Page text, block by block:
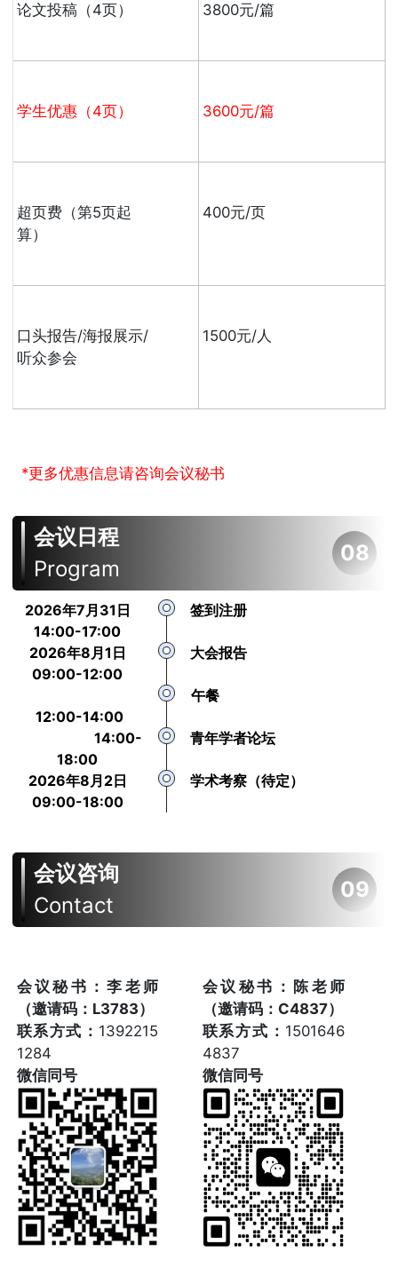
论文投稿（4页） 3800元/篇
学生优惠（4页） 3600元/篇
超页费（第5页起
算）
400元/页
口头报告/海报展示/
听众参会
1500元/人
*更多优惠信息请咨询会议秘书
会议日程
Program
08
2026年7月31日
14:00-17:00
签到注册
2026年8月1日
09:00-12:00
大会报告
12:00-14:00
午餐
14:00-
18:00
青年学者论坛
2026年8月2日
09:00-18:00
学术考察（待定）
会议咨询
Contact
09
会议秘书：李老师
（邀请码：L3783）
联系方式： 1392215
1284
微信同号
会议秘书：陈老师
（邀请码：C4837）
联系方式： 1501646
4837
微信同号